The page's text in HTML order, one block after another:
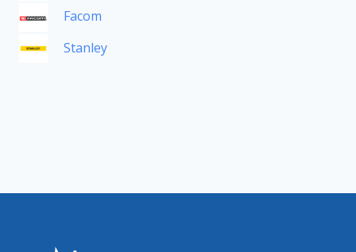
Facom
Stanley